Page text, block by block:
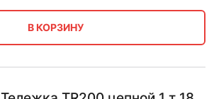
В КОРЗИНУ